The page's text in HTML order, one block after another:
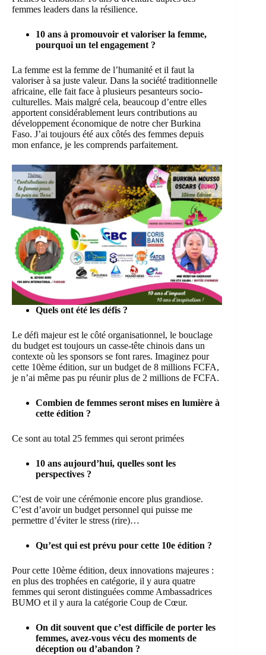
femmes leaders dans la résilience.
10 ans à promouvoir et valoriser la femme,
pourquoi un tel engagement ?
La femme est la femme de l’humanité et il faut la
valoriser à sa juste valeur. Dans la société traditionnelle
africaine, elle fait face à plusieurs pesanteurs socio-
culturelles. Mais malgré cela, beaucoup d’entre elles
apportent considérablement leurs contributions au
développement économique de notre cher Burkina
Faso. J’ai toujours été aux côtés des femmes depuis
mon enfance, je les comprends parfaitement.
Quels ont été les défis ?
Le défi majeur est le côté organisationnel, le bouclage
du budget est toujours un casse-tête chinois dans un
contexte où les sponsors se font rares. Imaginez pour
cette 10ème édition, sur un budget de 8 millions FCFA,
je n’ai même pas pu réunir plus de 2 millions de FCFA.
Combien de femmes seront mises en lumière à
cette édition ?
Ce sont au total 25 femmes qui seront primées
10 ans aujourd’hui, quelles sont les
perspectives ?
C’est de voir une cérémonie encore plus grandiose.
C’est d’avoir un budget personnel qui puisse me
permettre d’éviter le stress (rire)…
Qu’est qui est prévu pour cette 10e édition ?
Pour cette 10ème édition, deux innovations majeures :
en plus des trophées en catégorie, il y aura quatre
femmes qui seront distinguées comme Ambassadrices
BUMO et il y aura la catégorie Coup de Cœur.
On dit souvent que c’est difficile de porter les
femmes, avez-vous vécu des moments de
déception ou d’abandon ?